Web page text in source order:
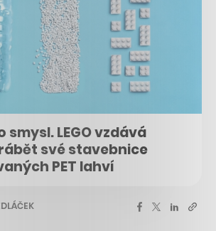
smysl. LEGO vzdává
své stavebnice
PET lahví